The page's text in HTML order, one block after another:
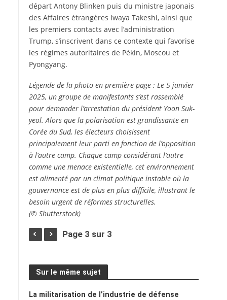
départ Antony Blinken puis du ministre japonais
des Affaires étrangères Iwaya Takeshi, ainsi que
les premiers contacts avec l’administration
Trump, s’inscrivent dans ce contexte qui favorise
les régimes autoritaires de Pékin, Moscou et
Pyongyang.
Légende de la photo en première page : Le 5 janvier
2025, un groupe de manifestants s’est rassemblé
pour demander l’arrestation du président Yoon Suk-
yeol. Alors que la polarisation est grandissante en
Corée du Sud, les électeurs choisissent
principalement leur parti en fonction de l’opposition
à l’autre camp. Chaque camp considérant l’autre
comme une menace existentielle, cet environnement
est alimenté par un climat politique instable où la
gouvernance est de plus en plus difficile, illustrant le
besoin urgent de réformes structurelles.
(© Shutterstock)
Page 3 sur 3
Sur le même sujet
La militarisation de l’industrie de défense